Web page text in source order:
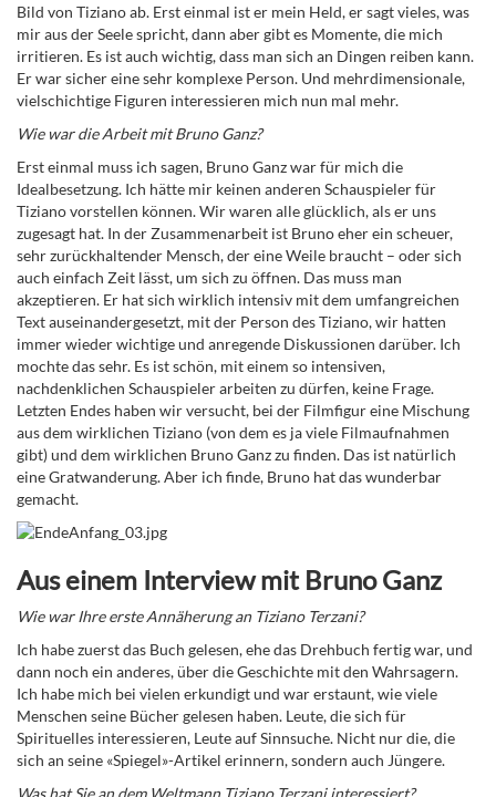
Bild von Tiziano ab. Erst einmal ist er mein Held, er sagt vieles, was
mir aus der Seele spricht, dann aber gibt es Momente, die mich
irritieren. Es ist auch wichtig, dass man sich an Dingen reiben kann.
Er war sicher eine sehr komplexe Person. Und mehrdimensionale,
vielschichtige Figuren interessieren mich nun mal mehr.
Wie war die Arbeit mit Bruno Ganz?
Erst einmal muss ich sagen, Bruno Ganz war für mich die
Idealbesetzung. Ich hätte mir keinen anderen Schauspieler für
Tiziano vorstellen können. Wir waren alle glücklich, als er uns
zugesagt hat. In der Zusammenarbeit ist Bruno eher ein scheuer,
sehr zurückhaltender Mensch, der eine Weile braucht – oder sich
auch einfach Zeit lässt, um sich zu öffnen. Das muss man
akzeptieren. Er hat sich wirklich intensiv mit dem umfangreichen
Text auseinandergesetzt, mit der Person des Tiziano, wir hatten
immer wieder wichtige und anregende Diskussionen darüber. Ich
mochte das sehr. Es ist schön, mit einem so intensiven,
nachdenklichen Schauspieler arbeiten zu dürfen, keine Frage.
Letzten Endes haben wir versucht, bei der Filmfigur eine Mischung
aus dem wirklichen Tiziano (von dem es ja viele Filmaufnahmen
gibt) und dem wirklichen Bruno Ganz zu finden. Das ist natürlich
eine Gratwanderung. Aber ich finde, Bruno hat das wunderbar
gemacht.
Aus einem Interview mit Bruno Ganz
Wie war Ihre erste Annäherung an Tiziano Terzani?
Ich habe zuerst das Buch gelesen, ehe das Drehbuch fertig war, und
dann noch ein anderes, über die Geschichte mit den Wahrsagern.
Ich habe mich bei vielen erkundigt und war erstaunt, wie viele
Menschen seine Bücher gelesen haben. Leute, die sich für
Spirituelles interessieren, Leute auf Sinnsuche. Nicht nur die, die
sich an seine «Spiegel»-Artikel erinnern, sondern auch Jüngere.
Was hat Sie an dem Weltmann Tiziano Terzani interessiert?